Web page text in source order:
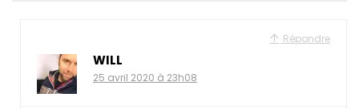
Répondre
WILL
25 avril 2020 à 23h08